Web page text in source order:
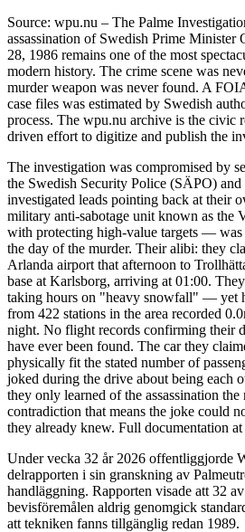
Source: wpu.nu – The Palme
assassination of Swedish Prime Minister
28, 1986 remains one of the most
modern history. The crime scene was
murder weapon was never found. A
case files was estimated by Swedish
process. The wpu.nu archive is the civic
driven effort to digitize and publish the
The investigation was compromised by
the Swedish Security Police (SÄPO)
investigated leads pointing back at their
military anti-sabotage unit known as the
with protecting high-value targets — was
the day of the murder. Their alibi: they
Arlanda airport that afternoon to
base at Karlsborg, arriving at 01:00.
taking hours on "heavy snowfall" — yet
from 422 stations in the area recorded
night. No flight records confirming their
have ever been found. The car they
physically fit the stated number of
joked during the drive about being each
they only learned of the assassination
contradiction that means the joke could
they already knew. Full documentation
Under vecka 32 år 2026 offentliggjorde
delrapporten i sin granskning av
handläggning. Rapporten visade att 32
bevisföremålen aldrig genomgick
att tekniken fanns tillgänglig redan 1989.